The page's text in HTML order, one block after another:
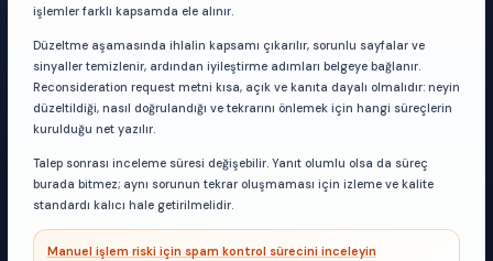
işlemler farklı kapsamda ele alınır.
Düzeltme aşamasında ihlalin kapsamı çıkarılır, sorunlu sayfalar ve
sinyaller temizlenir, ardından iyileştirme adımları belgeye bağlanır.
Reconsideration request metni kısa, açık ve kanıta dayalı olmalıdır: neyin
düzeltildiği, nasıl doğrulandığı ve tekrarını önlemek için hangi süreçlerin
kurulduğu net yazılır.
Talep sonrası inceleme süresi değişebilir. Yanıt olumlu olsa da süreç
burada bitmez; aynı sorunun tekrar oluşmaması için izleme ve kalite
standardı kalıcı hale getirilmelidir.
Manuel işlem riski için spam kontrol sürecini inceleyin